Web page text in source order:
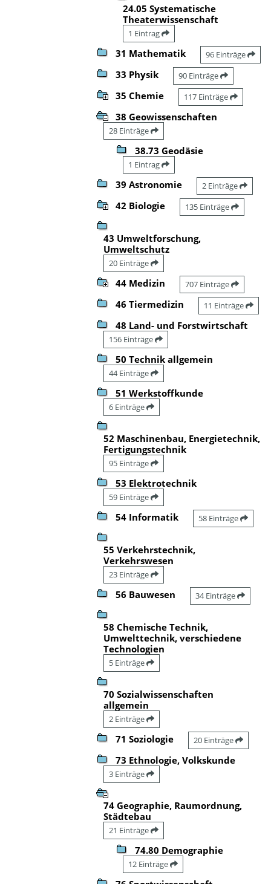
24.05 Systematische
Theaterwissenschaft
1 Eintrag
31 Mathematik 96 Einträge
33 Physik 90 Einträge
35 Chemie 117 Einträge
38 Geowissenschaften
28 Einträge
38.73 Geodäsie
1 Eintrag
39 Astronomie 2 Einträge
42 Biologie 135 Einträge
43 Umweltforschung,
Umweltschutz
20 Einträge
44 Medizin 707 Einträge
46 Tiermedizin 11 Einträge
48 Land- und Forstwirtschaft
156 Einträge
50 Technik allgemein
44 Einträge
51 Werkstoffkunde
6 Einträge
52 Maschinenbau, Energietechnik,
Fertigungstechnik
95 Einträge
53 Elektrotechnik
59 Einträge
54 Informatik 58 Einträge
55 Verkehrstechnik,
Verkehrswesen
23 Einträge
56 Bauwesen 34 Einträge
58 Chemische Technik,
Umwelttechnik, verschiedene
Technologien
5 Einträge
70 Sozialwissenschaften
allgemein
2 Einträge
71 Soziologie 20 Einträge
73 Ethnologie, Volkskunde
3 Einträge
74 Geographie, Raumordnung,
Städtebau
21 Einträge
74.80 Demographie
12 Einträge